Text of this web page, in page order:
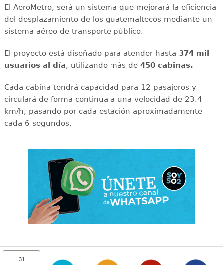
El AeroMetro, será un sistema que mejorará la eficiencia
del desplazamiento de los guatemaltecos mediante un
sistema aéreo de transporte público.
El proyecto está diseñado para atender hasta 374 mil
usuarios al día, utilizando más de 450 cabinas.
Cada cabina tendrá capacidad para 12 pasajeros y
circulará de forma continua a una velocidad de 23.4
km/h, pasando por cada estación aproximadamente
cada 6 segundos.
31